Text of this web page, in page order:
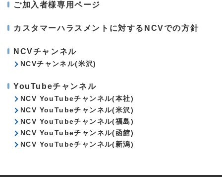
ご加入者様専用ページ
カスタマーハラスメントに対するNCVでの方針
NCVチャンネル
NCVチャンネル(米沢)
YouTubeチャンネル
NCV YouTubeチャンネル(本社)
NCV YouTubeチャンネル(米沢)
NCV YouTubeチャンネル(福島)
NCV YouTubeチャンネル(函館)
NCV YouTubeチャンネル(新潟)